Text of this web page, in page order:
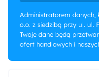
Administratorem danych,
o.o. z siedzibą przy ul. ul.
Twoje dane będą
ofert handlowych i